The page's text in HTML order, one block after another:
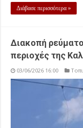
Διάβασε περισσότερα »
Διακοπή
περιοχές της
03/06/2026 16:00